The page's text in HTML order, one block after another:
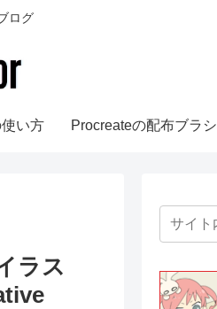
ログ
い方 Procreateの配布ブラシ
ラス